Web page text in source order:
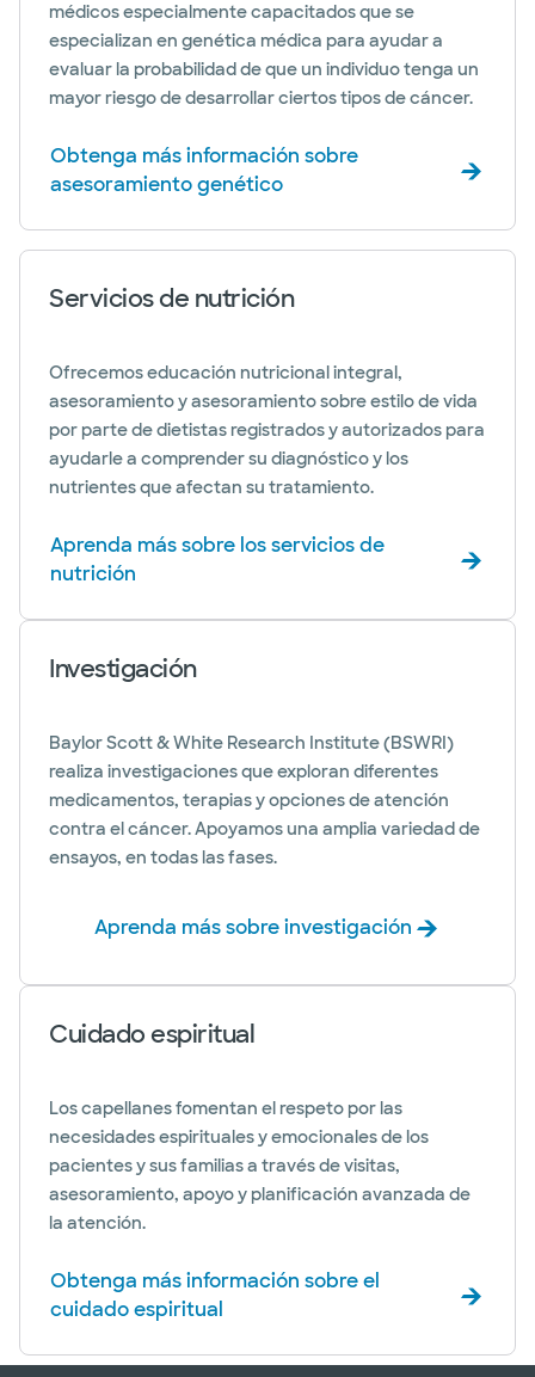
médicos especialmente capacitados que se
especializan en genética médica para ayudar a
evaluar la probabilidad de que un individuo tenga un
mayor riesgo de desarrollar ciertos tipos de cáncer.
Obtenga más información sobre
asesoramiento genético
Servicios de nutrición
Ofrecemos educación nutricional integral,
asesoramiento y asesoramiento sobre estilo de vida
por parte de dietistas registrados y autorizados para
ayudarle a comprender su diagnóstico y los
nutrientes que afectan su tratamiento.
Aprenda más sobre los servicios de
nutrición
Investigación
Baylor Scott & White Research Institute (BSWRI)
realiza investigaciones que exploran diferentes
medicamentos, terapias y opciones de atención
contra el cáncer. Apoyamos una amplia variedad de
ensayos, en todas las fases.
Aprenda más sobre investigación
Cuidado espiritual
Los capellanes fomentan el respeto por las
necesidades espirituales y emocionales de los
pacientes y sus familias a través de visitas,
asesoramiento, apoyo y planificación avanzada de
la atención.
Obtenga más información sobre el
cuidado espiritual